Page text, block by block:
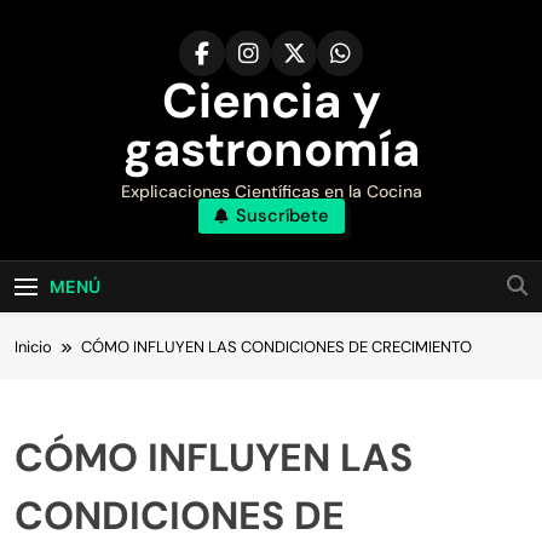
Ciencia y
gastronomía
Explicaciones Científicas en la Cocina
Suscríbete
MENÚ
Inicio CÓMO INFLUYEN LAS CONDICIONES DE CRECIMIENTO
CÓMO INFLUYEN LAS
CONDICIONES DE